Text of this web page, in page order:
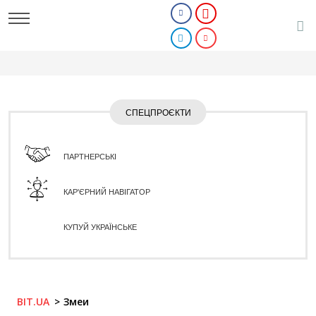
СПЕЦПРОЄКТИ
ПАРТНЕРСЬКІ
КАР'ЄРНИЙ НАВІГАТОР
КУПУЙ УКРАЇНСЬКЕ
BIT.UA Змеи